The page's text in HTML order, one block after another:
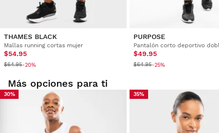
THAMES BLACK
Mallas running cortas mujer
$54.95
$64.95-20%
PURPOSE
$49.95
$64.95-25%
Más opciones para ti
30% 35%